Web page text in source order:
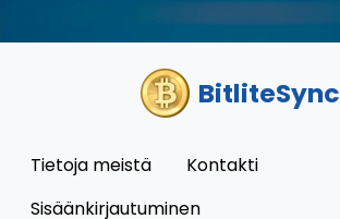
BitliteSync
Tietoja meistä
Kontakti
Sisäänkirjautuminen